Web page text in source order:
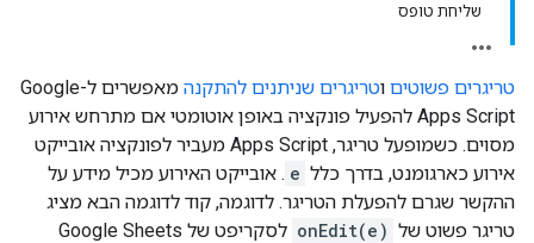
שליחת טופס
טריגרים פשוטים וטריגרים שניתנים להתקנה
מאפשרים ל-Google
Apps Script להפעיל פונקציה באופן אוטומטי אם מתרחש אירוע
מסוים. כשמופעל טריגר, Apps Script מעביר לפונקציה אובייקט
אירוע כארגומנט, בדרך כלל e . אובייקט האירוע מכיל מידע על
ההקשר שגרם להפעלת הטריגר. לדוגמה, קוד לדוגמה הבא מציג
טריגר פשוט של onEdit(e)
לסקריפט של Google Sheets